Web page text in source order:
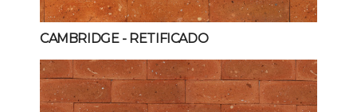
CAMBRIDGE- RETIFICADO